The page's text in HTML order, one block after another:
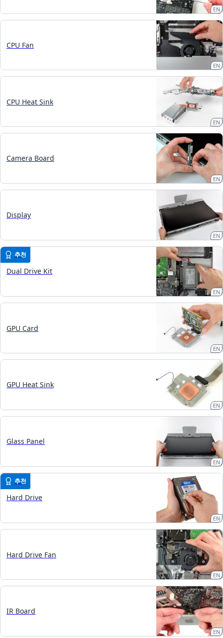
EN
CPU Fan
EN
CPU Heat Sink
EN
Camera Board
EN
Display
EN
추천
Dual Drive Kit
EN
GPU Card
EN
GPU Heat Sink
EN
Glass Panel
EN
추천
Hard Drive
EN
Hard Drive Fan
EN
IR Board
EN